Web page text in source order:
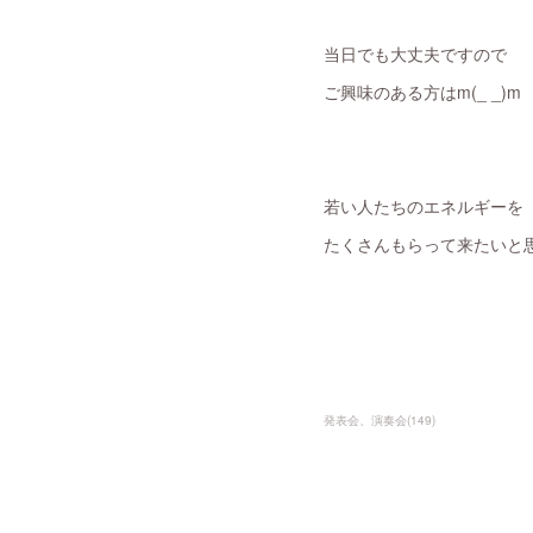
当日でも大丈夫ですので
ご興味のある方はm(_ _)m
若い人たちのエネルギーを
たくさんもらって来たいと
発表会、演奏会(149)